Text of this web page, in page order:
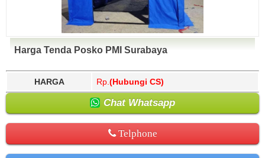
Harga Tenda Posko PMI Surabaya
HARGA Rp. (Hubungi CS)
Chat Whatsapp
Telphone